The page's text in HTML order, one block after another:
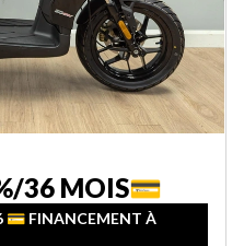
36 MOIS💳
💳 FINANCEMENT À